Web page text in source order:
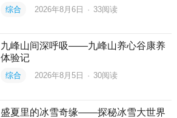
综合 2026年8月6日 · 33阅读
九峰山间深呼吸——九峰山养心谷康养
体验记
综合 2026年8月5日 · 30阅读
盛夏里的冰雪奇缘——探秘冰雪大世界